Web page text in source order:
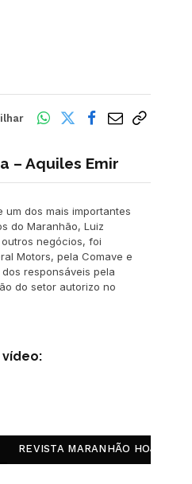
– Aquiles Emir
um dos mais importantes
do Maranhão, Luiz
negócios, foi
Motors, pela Comave e
responsáveis pela
do setor autorizo no
REVISTA MARANHÃO HOJE